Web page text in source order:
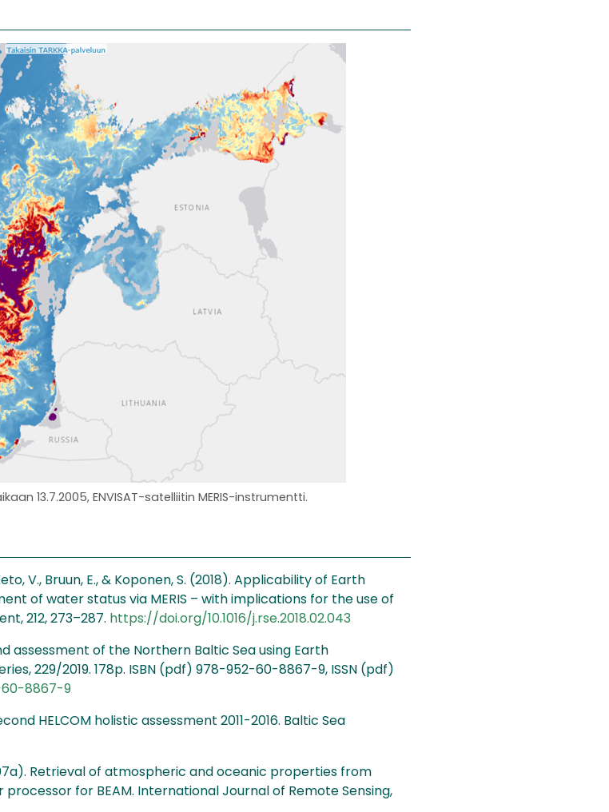
13.7.2005, ENVISAT-satelliitin MERIS-instrumentti.
V., Bruun, E., & Koponen, S. (2018). Applicability of Earth
of water status via MERIS – with implications for the use of
212, 273–287. https://doi.org/10.1016/j.rse.2018.02.043
assessment of the Northern Baltic Sea using Earth
229/2019. 178p. ISBN (pdf) 978-952-60-8867-9, ISSN (pdf)
60-8867-9
HELCOM holistic assessment 2011-2016. Baltic Sea
Retrieval of atmospheric and oceanic properties from
for BEAM. International Journal of Remote Sensing,